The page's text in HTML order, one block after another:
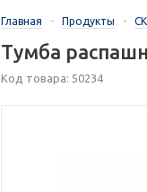
Главная - Продукты -
Тумба
Код товара: 50234